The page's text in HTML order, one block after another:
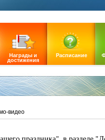
Награды и
достижения
Расписание
видео